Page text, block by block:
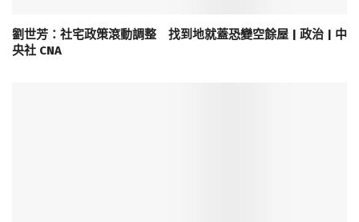
劉世芳：社宅政策滾動調整 找到地就蓋恐變空餘屋 | 政治 | 中
央社 CNA